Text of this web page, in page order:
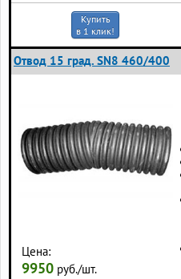
Купить
в 1 клик!
Отвод 15 град. SN8 460/400
Цена:
9950 руб./шт.